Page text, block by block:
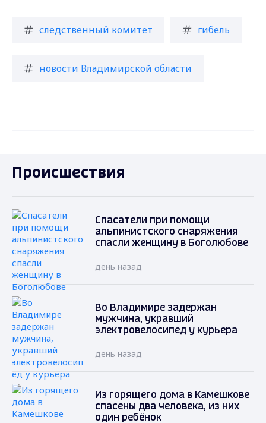
следственный комитет гибель
новости Владимирской области
Происшествия
Спасатели при помощи
альпинистского снаряжения
спасли женщину в Боголюбове
день назад
Во Владимире задержан
мужчина, укравший
электровелосипед у курьера
день назад
Из горящего дома в Камешкове
спасены два человека, из них
один ребёнок